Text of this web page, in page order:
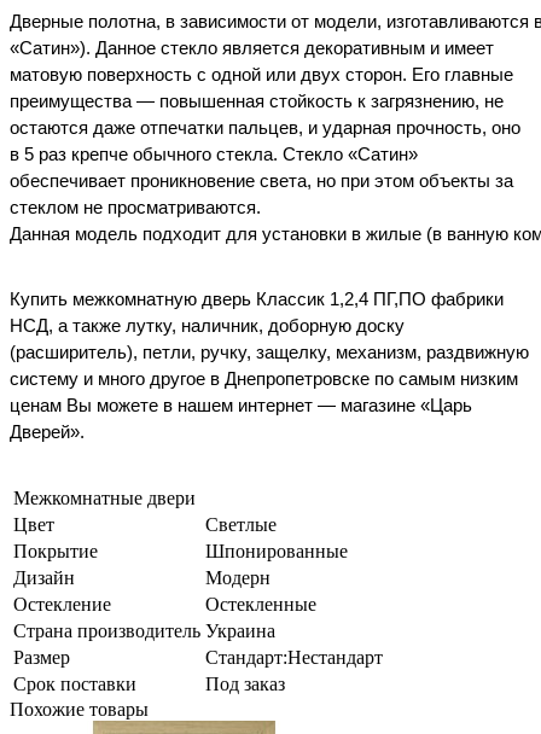
Дверные полотна, в зависимости от модели, изготавливаются
«Сатин»). Данное стекло является декоративным и имеет
матовую поверхность с одной или двух сторон. Его главные
преимущества — повышенная стойкость к загрязнению, не
остаются даже отпечатки пальцев, и ударная прочность, оно
в 5 раз крепче обычного стекла. Стекло «Сатин»
обеспечивает проникновение света, но при этом объекты за
стеклом не просматриваются.
Данная модель подходит для установки в жилые (в ванную
Купить межкомнатную дверь Классик 1,2,4 ПГ,ПО фабрики
НСД, а также лутку, наличник, доборную доску
(расширитель), петли, ручку, защелку, механизм, раздвижную
систему и много другое в Днепропетровске по самым низким
ценам Вы можете в нашем интернет — магазине «Царь
Дверей».
Межкомнатные двери
Цвет
Светлые
Покрытие
Шпонированные
Дизайн
Модерн
Остекление
Остекленные
Страна производитель Украина
Размер
Стандарт:Нестандарт
Срок поставки
Под заказ
Похожие товары